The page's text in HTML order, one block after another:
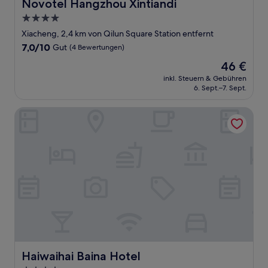
Novotel Hangzhou Xintiandi
4.0-
Sterne-
Unterkunft
Xiacheng, 2,4 km von Qilun Square Station entfernt
7.0
7,0/10 Gut (4 Bewertungen)
Der
Preis
beträgt
46 €
inkl. Steuern & Gebühren
6. Sept.–7. Sept.
Haiwaihai Baina Hotel
Haiwaihai Baina Hotel